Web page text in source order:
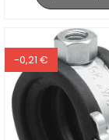
-0,21 €